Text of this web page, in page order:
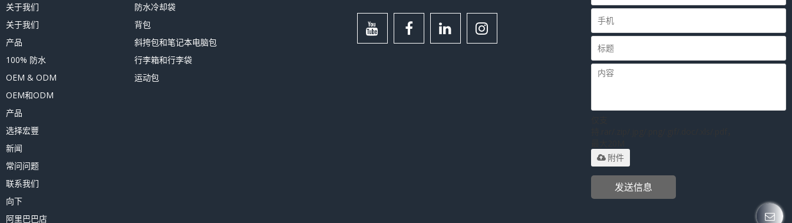
关于我们
关于我们
产品
100% 防水
OEM & ODM
OEM和ODM
产品
选择宏豐
新闻
常问问题
联系我们
向下
阿里巴巴店
防水冷却袋
背包
斜挎包和笔记本电脑包
行李箱和行李袋
运动包
附件
发送信息